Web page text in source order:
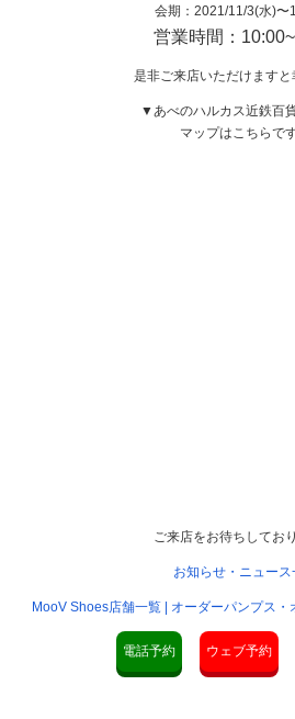
会期：2021/11/3(水)〜
営業時間：
是非ご来店いただけますと
▼あべのハルカス近鉄百
マップはこちらです
ご来店をお待ちしてお
お知らせ・ニュース
MooV Shoes店舗一覧 | オーダーパンプス
電話予約 ウェブ予約